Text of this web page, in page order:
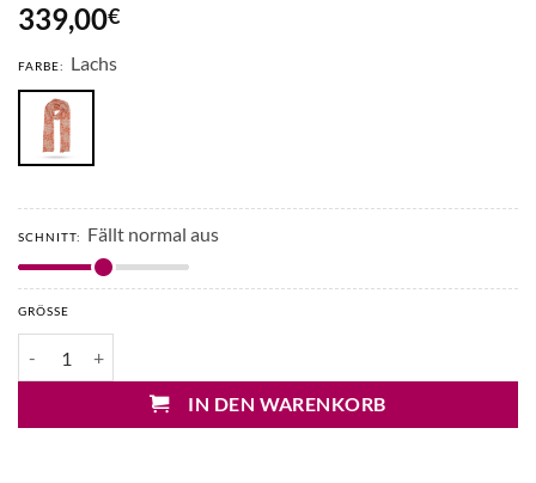
339,00€
FARBE: Lachs
SCHNITT: Fällt normal aus
GRÖSSE
IN DEN WARENKORB